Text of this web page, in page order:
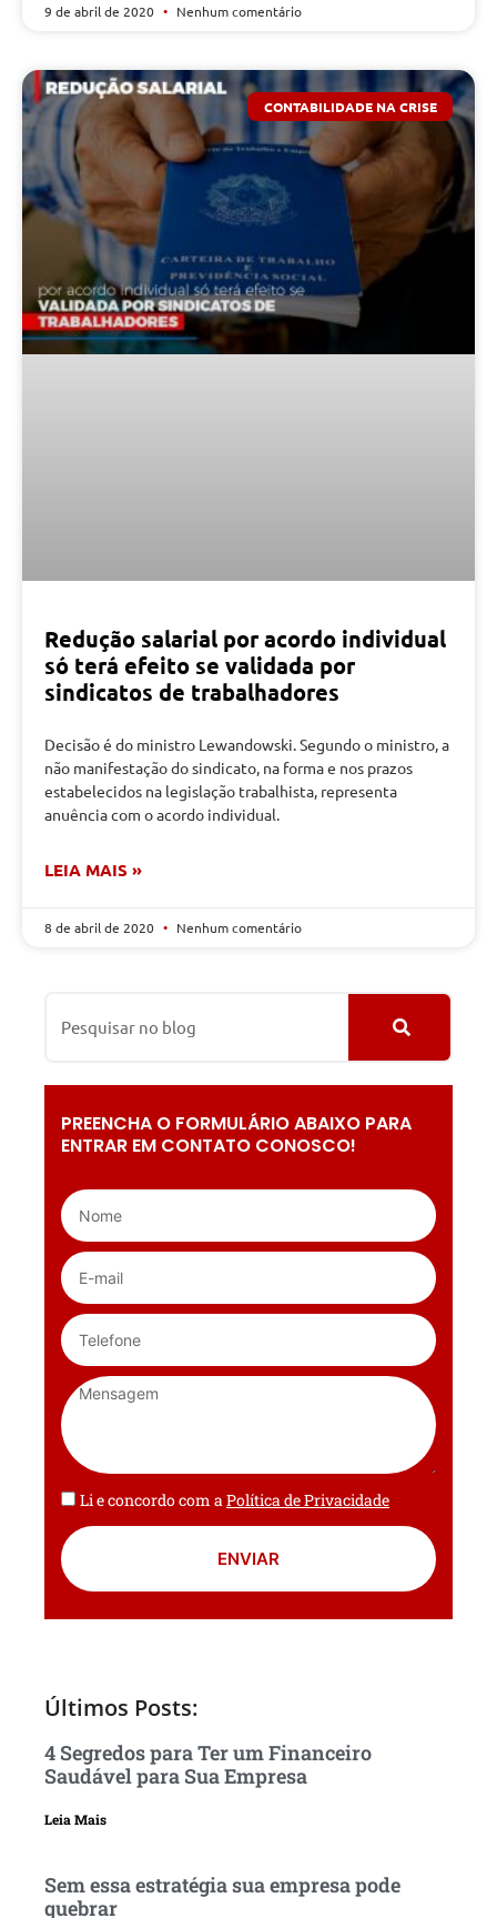
9 de abril de 2020 Nenhum comentário
CONTABILIDADE NA CRISE
Redução salarial por acordo individual
só terá efeito se validada por
sindicatos de trabalhadores
Decisão é do ministro Lewandowski. Segundo o ministro, a
não manifestação do sindicato, na forma e nos prazos
estabelecidos na legislação trabalhista, representa
anuência com o acordo individual.
LEIA MAIS »
8 de abril de 2020 Nenhum comentário
PREENCHA O FORMULÁRIO ABAIXO PARA
ENTRAR EM CONTATO CONOSCO!
Li e concordo com aPolítica de Privacidade
ENVIAR
Últimos Posts:
4 Segredos para Ter um Financeiro
Saudável para Sua Empresa
Leia Mais
Sem essa estratégia sua empresa pode
quebrar